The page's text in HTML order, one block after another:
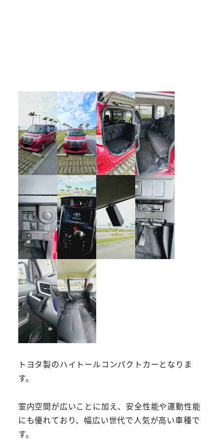
トヨタ製のハイトールコンパクトカーとなりま
す。
室内空間が広いことに加え、安全性能や運動性能
にも優れており、幅広い世代で人気が高い車種で
す。